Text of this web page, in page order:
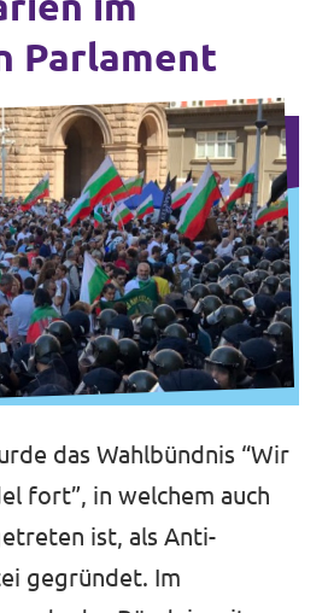
in Europa vertreten.
zu den Websites von Volt
Parlament
das Wahlbündnis “Wir
fort”, in welchem auch
ist, als Anti-
gegründet. Im